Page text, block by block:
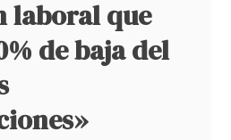
laboral que
de baja del